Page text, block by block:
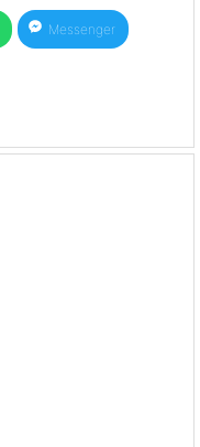
Messenger